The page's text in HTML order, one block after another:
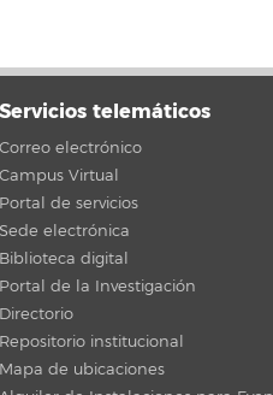
Servicios telemáticos
Correo electrónico
Campus Virtual
Portal de servicios
Sede electrónica
Biblioteca digital
Portal de la Investigación
Directorio
Repositorio institucional
Mapa de ubicaciones